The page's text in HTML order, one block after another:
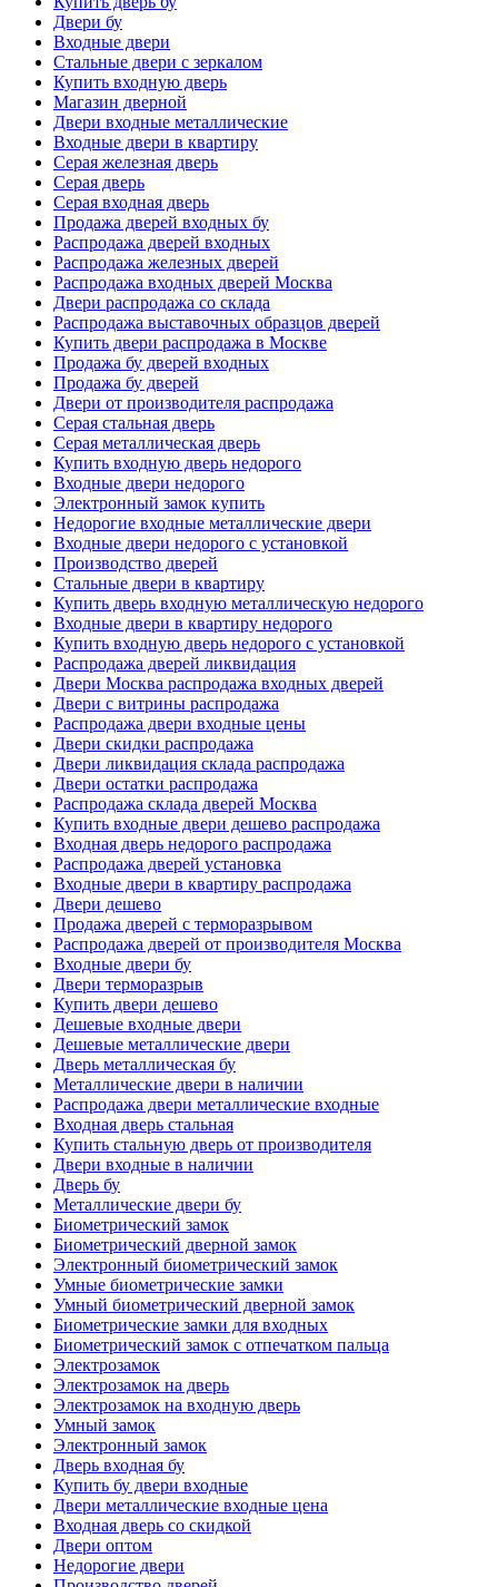
Двери бу
Входные двери
Стальные двери с зеркалом
Купить входную дверь
Магазин дверной
Двери входные металлические
Входные двери в квартиру
Серая железная дверь
Серая дверь
Серая входная дверь
Продажа дверей входных бу
Распродажа дверей входных
Распродажа железных дверей
Распродажа входных дверей Москва
Двери распродажа со склада
Распродажа выставочных образцов дверей
Купить двери распродажа в Москве
Продажа бу дверей входных
Продажа бу дверей
Двери от производителя распродажа
Серая стальная дверь
Серая металлическая дверь
Купить входную дверь недорого
Входные двери недорого
Электронный замок купить
Недорогие входные металлические двери
Входные двери недорого с установкой
Производство дверей
Стальные двери в квартиру
Купить дверь входную металлическую недорого
Входные двери в квартиру недорого
Купить входную дверь недорого с установкой
Распродажа дверей ликвидация
Двери Москва распродажа входных дверей
Двери с витрины распродажа
Распродажа двери входные цены
Двери скидки распродажа
Двери ликвидация склада распродажа
Двери остатки распродажа
Распродажа склада дверей Москва
Купить входные двери дешево распродажа
Входная дверь недорого распродажа
Распродажа дверей установка
Входные двери в квартиру распродажа
Двери дешево
Продажа дверей с терморазрывом
Распродажа дверей от производителя Москва
Входные двери бу
Двери терморазрыв
Купить двери дешево
Дешевые входные двери
Дешевые металлические двери
Дверь металлическая бу
Металлические двери в наличии
Распродажа двери металлические входные
Входная дверь стальная
Купить стальную дверь от производителя
Двери входные в наличии
Дверь бу
Металлические двери бу
Биометрический замок
Биометрический дверной замок
Электронный биометрический замок
Умные биометрические замки
Умный биометрический дверной замок
Биометрические замки для входных
Биометрический замок с отпечатком пальца
Электрозамок
Электрозамок на дверь
Электрозамок на входную дверь
Умный замок
Электронный замок
Дверь входная бу
Купить бу двери входные
Двери металлические входные цена
Входная дверь со скидкой
Двери оптом
Недорогие двери